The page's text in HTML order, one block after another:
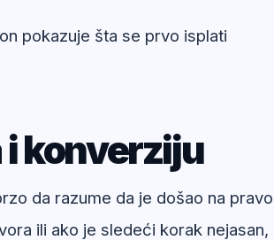
pokazuje šta se prvo isplati
konverziju
da razume da je došao na pravo
ili ako je sledeći korak nejasan,